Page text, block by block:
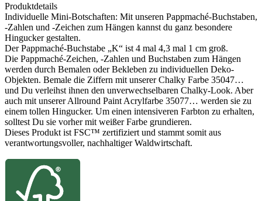
Produktdetails
Individuelle Mini-Botschaften: Mit unseren Pappmaché-Buchstaben,
-Zahlen und -Zeichen zum Hängen kannst du ganz besondere
Hingucker gestalten.
Der Pappmaché-Buchstabe „K“ ist 4 mal 4,3 mal 1 cm groß.
Die Pappmaché-Zeichen, -Zahlen und Buchstaben zum Hängen
werden durch Bemalen oder Bekleben zu individuellen Deko-
Objekten. Bemale die Ziffern mit unserer Chalky Farbe 35047…
und Du verleihst ihnen den unverwechselbaren Chalky-Look. Aber
auch mit unserer Allround Paint Acrylfarbe 35077… werden sie zu
einem tollen Hingucker. Um einen intensiveren Farbton zu erhalten,
solltest Du sie vorher mit weißer Farbe grundieren.
Dieses Produkt ist FSC™ zertifiziert und stammt somit aus
verantwortungsvoller, nachhaltiger Waldwirtschaft.